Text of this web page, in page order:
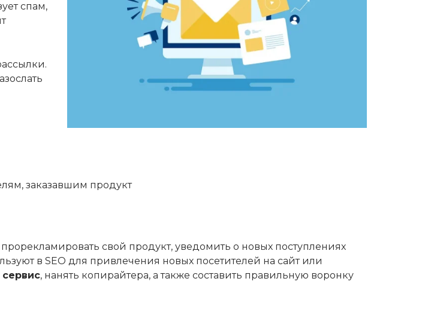
спам,
заказавшим продукт
свой продукт, уведомить о новых поступлениях
в SEO для привлечения новых посетителей на сайт или
сервис, нанять копирайтера, а также составить правильную воронку